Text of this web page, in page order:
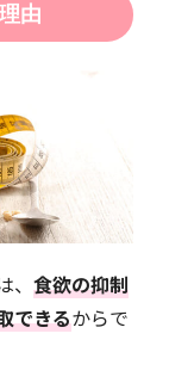
由
食欲の抑制
できるからで